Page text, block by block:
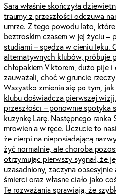
Sara właśnie skończyła
traumy z przeszłości odczuwa
umrze. Z tego powodu lato,
beztroskim czasem w jej życiu –
studiami – spędza w cieniu lęku.
alternatywnych klubów, próbuje
chłopakiem Viktorem, dużo pije
zauważali, choć w gruncie
Wszystko zmienia się po tym,
klubu doświadcza pierwszej
przeszłości – ponownie
kuzynkę Larę. Następnego ranka
mrowienia w ręce. Uczucie to
że cierpi na nieposiadającą
żyć normalnie, ale choroba
otrzymując pierwszy sygnał, że
uzasadniony, zaczyna
śmierci oraz własne ciało jako
Te rozważania sprawiają, że